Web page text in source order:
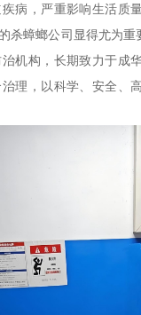
病，严重影响生活质
杀蟑螂公司显得尤为重
机构，长期致力于成
理，以科学、安全、